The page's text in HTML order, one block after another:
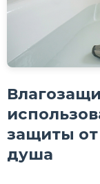
защиты
душа